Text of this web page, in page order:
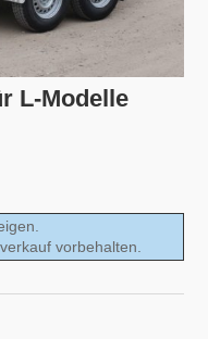
L-Modelle
vorbehalten.